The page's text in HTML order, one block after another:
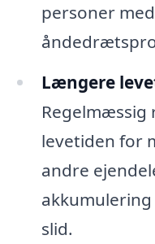
personer
Længere
levetiden for
andre
slid.